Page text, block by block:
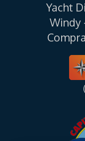
Yacht
Windy